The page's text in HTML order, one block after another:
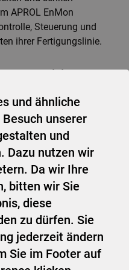
APROL EnMon
Steuerung und
ihrer Fertigungslinie.
Automatisierung
im Industrial IoT
und der offene
das
Darüber hinaus ist
Automation
Lösungen setzt
und übertrifft
und ähnliche
unserer
und
Dazu nutzen wir
Da wir Ihre
bitten wir Sie
diese
zu dürfen. Sie
jederzeit ändern
Sie im Footer auf